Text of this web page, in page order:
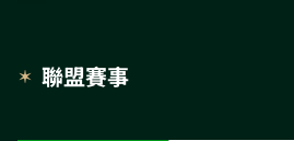
聯盟賽事